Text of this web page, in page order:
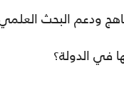
ودعم البحث العلمي
في الدولة؟